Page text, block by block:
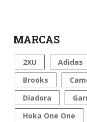
MARCAS
2XU Adidas
Brooks
Diadora
Hoka One One